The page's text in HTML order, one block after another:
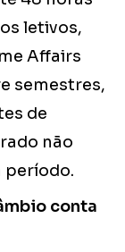
letivos,
Affairs
semestres,
de
não
período.
conta